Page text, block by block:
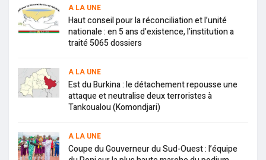
A LA UNE
Haut conseil pour la réconciliation et l’unité
nationale : en 5 ans d’existence, l’institution a
traité 5065 dossiers
A LA UNE
Est du Burkina : le détachement repousse une
attaque et neutralise deux terroristes à
Tankoualou (Komondjari)
A LA UNE
Coupe du Gouverneur du Sud-Ouest : l’équipe